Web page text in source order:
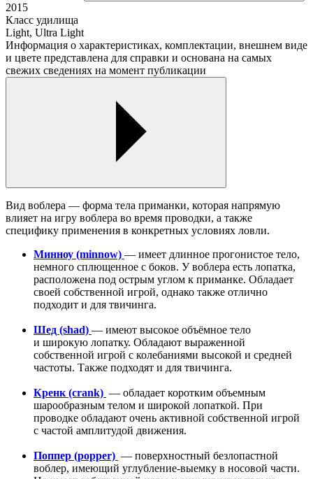
2015
Класс удилища
Light, Ultra Light
Информация о характеристиках, комплектации, внешнем виде
и цвете представлена для справки и основана на самых
свежих сведениях на момент публикации
Вид воблера — форма тела приманки, которая напрямую
влияет на игру воблера во время проводки, а также
специфику применения в конкретных условиях ловли.
Минноу (minnow) — имеет длинное прогонистое тело,
немного сплющенное с боков. У воблера есть лопатка,
расположена под острым углом к приманке. Обладает
своей собственной игрой, однако также отлично
подходит и для твичинга.
Шед (shad) — имеют высокое объёмное тело
и широкую лопатку. Обладают выраженной
собственной игрой с колебаниями высокой и средней
частоты. Также подходят и для твичинга.
Кренк (сrank) — обладает коротким объемным
шарообразным телом и широкой лопаткой. При
проводке обладают очень активной собственной игрой
с частой амплитудой движения.
Поппер (popper) — поверхностный безлопастной
воблер, имеющий углубление-выемку в носовой части.